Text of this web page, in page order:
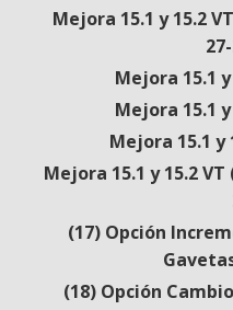
Mejora 15.1 y 15.2
Mejora 15.1
Mejora 15.1
Mejora 15.1 y
Mejora 15.1 y 15.2 VT
(17) Opción
(18) Opción